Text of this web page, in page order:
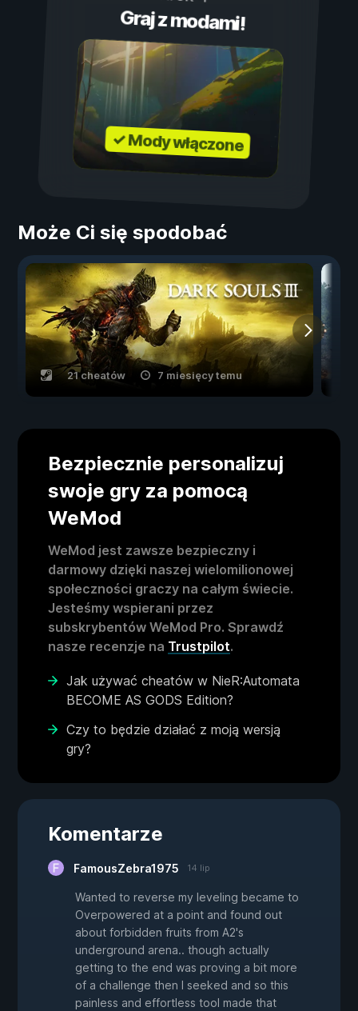
Graj z modami!
✓ Mody włączone
Może Ci się spodobać
21 cheatów 7 miesięcy temu
Bezpiecznie personalizuj
swoje gry za pomocą
WeMod
WeMod jest zawsze bezpieczny i
darmowy dzięki naszej wielomilionowej
społeczności graczy na całym świecie.
Jesteśmy wspierani przez
subskrybentów WeMod Pro. Sprawdź
nasze recenzje na Trustpilot.
Jak używać cheatów w NieR:Automata
BECOME AS GODS Edition?
Czy to będzie działać z moją wersją
gry?
Komentarze
FamousZebra1975 14 lip
Wanted to reverse my leveling became to
Overpowered at a point and found out
about forbidden fruits from A2's
underground arena.. though actually
getting to the end was proving a bit more
of a challenge then I seeked and so this
painless and effortless tool made that